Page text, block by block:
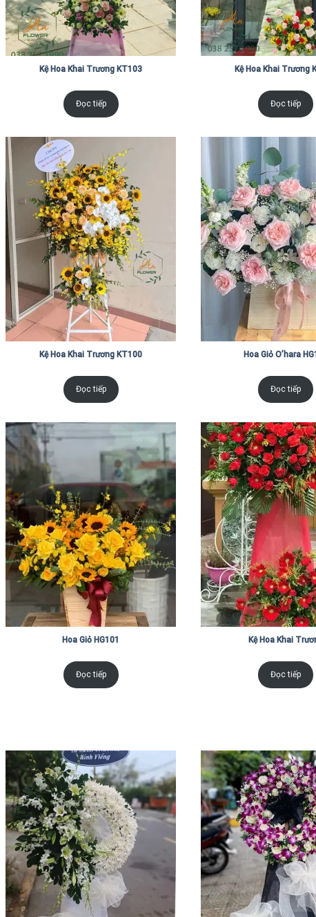
Kệ Hoa Khai Trương KT103
Đọc tiếp
Kệ Hoa Khai Trương
Đọc tiếp
Kệ Hoa Khai Trương KT100
Đọc tiếp
Hoa Giỏ O’hara
Đọc tiếp
Hoa Giỏ HG101
Đọc tiếp
Kệ Hoa Khai
Đọc tiếp